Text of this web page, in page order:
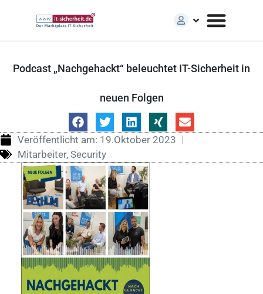
Podcast „Nachgehackt“ beleuchtet IT-Sicherheit in
neuen Folgen
Veröffentlicht am: 19.Oktober 2023
Mitarbeiter, Security